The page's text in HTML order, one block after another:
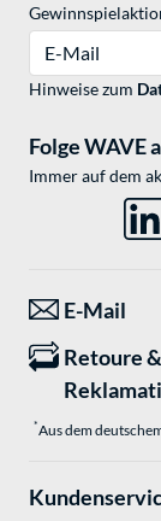
Hinweise zum
Folge WAVE
Immer auf dem
E-Mail
Retoure &
*Aus dem